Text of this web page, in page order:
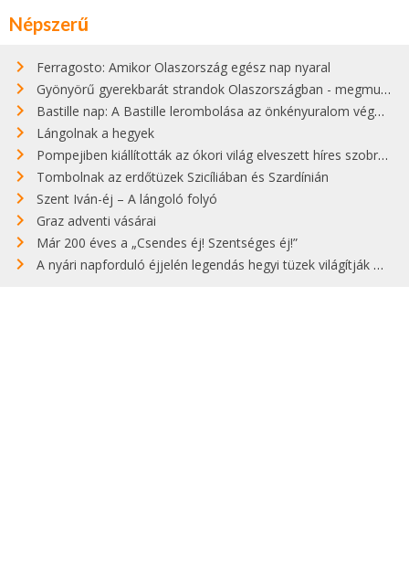
Népszerű
Ferragosto: Amikor Olaszország egész nap nyaral
Gyönyörű gyerekbarát strandok Olaszországban - megmutatjuk a 15 legjobbat
Bastille nap: A Bastille lerombolása az önkényuralom végét jelentette
Lángolnak a hegyek
Pompejiben kiállították az ókori világ elveszett híres szobrának másolatát
Tombolnak az erdőtüzek Szicíliában és Szardínián
Szent Iván-éj – A lángoló folyó
Graz adventi vásárai
Már 200 éves a „Csendes éj! Szentséges éj!”
A nyári napforduló éjjelén legendás hegyi tüzek világítják meg Zugspitzét